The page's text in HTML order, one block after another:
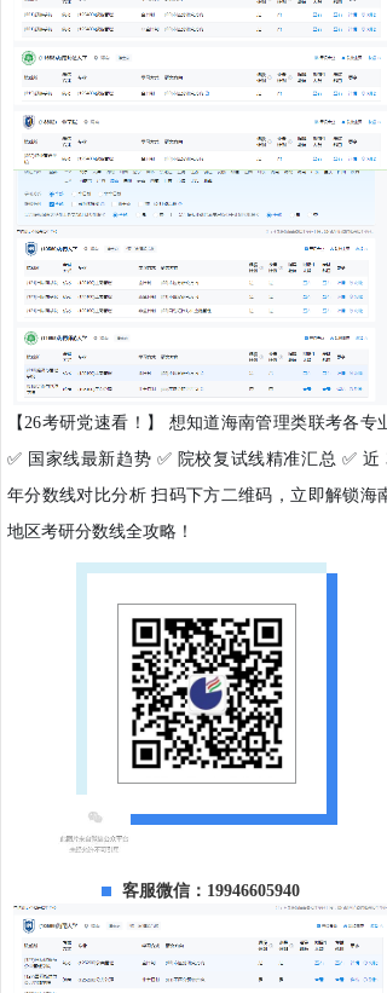
【26考研党速看！】 想知道海南管理类联考各专业
✅ 国家线最新趋势 ✅ 院校复试线精准汇总 ✅ 近 3
年分数线对比分析 扫码下方二维码，立即解锁海南
地区考研分数线全攻略！
客服微信：19946605940